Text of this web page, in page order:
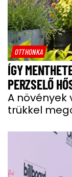
OTTHONKA
ÍGY
PERZSELŐ
A növények
trükkel